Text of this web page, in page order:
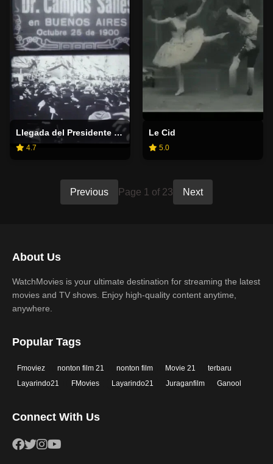
Llegada del Presidente de la República de Brasil Dr. Campos Salles en Buenos Aires
4.7
Le Cid
5.0
Previous Page 1 of 23 Next
About Us
WatchMovies is your ultimate destination for streaming the latest
movies and TV shows. Enjoy high-quality content anytime,
anywhere.
Popular Tags
Fmoviez nonton film 21 nonton film Movie 21
terbaru
Layarindo21
FMovies Layarindo21 Juraganfilm Ganool
Connect With Us